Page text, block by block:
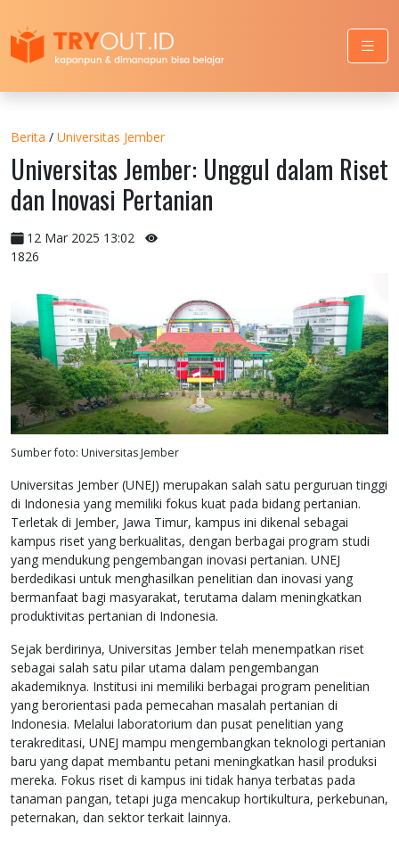
Berita / Universitas Jember
Universitas Jember: Unggul dalam Riset
dan Inovasi Pertanian
12 Mar 2025 13:02
1826
Sumber foto: Universitas Jember
Universitas Jember (UNEJ) merupakan salah satu perguruan tinggi
di Indonesia yang memiliki fokus kuat pada bidang pertanian.
Terletak di Jember, Jawa Timur, kampus ini dikenal sebagai
kampus riset yang berkualitas, dengan berbagai program studi
yang mendukung pengembangan inovasi pertanian. UNEJ
berdedikasi untuk menghasilkan penelitian dan inovasi yang
bermanfaat bagi masyarakat, terutama dalam meningkatkan
produktivitas pertanian di Indonesia.
Sejak berdirinya, Universitas Jember telah menempatkan riset
sebagai salah satu pilar utama dalam pengembangan
akademiknya. Institusi ini memiliki berbagai program penelitian
yang berorientasi pada pemecahan masalah pertanian di
Indonesia. Melalui laboratorium dan pusat penelitian yang
terakreditasi, UNEJ mampu mengembangkan teknologi pertanian
baru yang dapat membantu petani meningkatkan hasil produksi
mereka. Fokus riset di kampus ini tidak hanya terbatas pada
tanaman pangan, tetapi juga mencakup hortikultura, perkebunan,
peternakan, dan sektor terkait lainnya.